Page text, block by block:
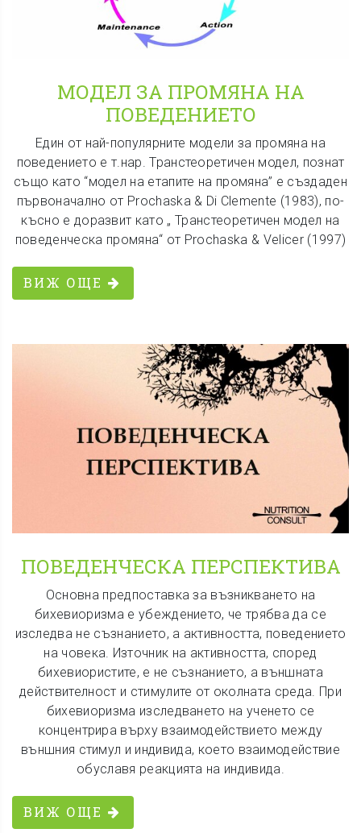
МОДЕЛ ЗА ПРОМЯНА НА
ПОВЕДЕНИЕТО
Един от най-популярните модели за промяна на
поведението е т.нар. Транстеоретичен модел, познат
също като “модел на етапите на промяна” е създаден
първоначално от Prochaska & Di Clemente (1983), по-
късно е доразвит като „ Транстеоретичен модел на
поведенческа промяна“ от Prochaska & Velicer (1997)
ВИЖ ОЩЕ
ПОВЕДЕНЧЕСКА ПЕРСПЕКТИВА
Основна предпоставка за възникването на
бихевиоризма е убеждението, че трябва да се
изследва не съзнанието, а активността, поведението
на човека. Източник на активността, според
бихевиористите, е не съзнанието, а външната
действителност и стимулите от околната среда. При
бихевиоризма изследването на ученето се
концентрира върху взаимодействието между
външния стимул и индивида, което взаимодействие
обуславя реакцията на индивида.
ВИЖ ОЩЕ